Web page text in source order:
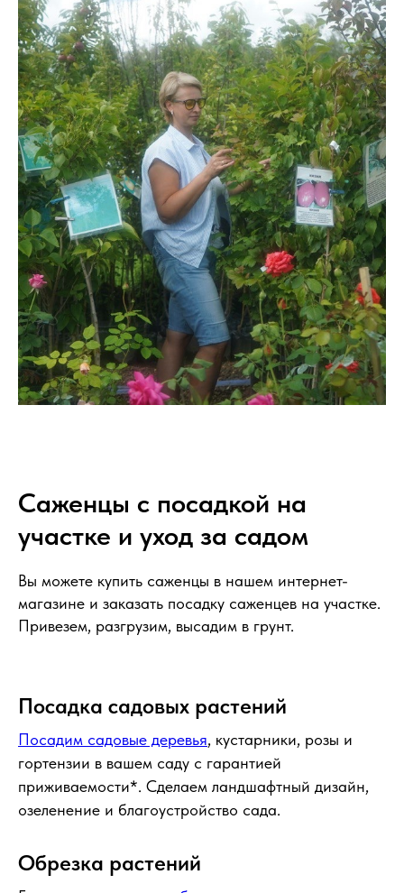
Саженцы с посадкой на
участке и уход за садом
Вы можете купить саженцы в нашем интернет-
магазине и заказать посадку саженцев на участке.
Привезем, разгрузим, высадим в грунт.
Посадка садовых растений
Посадим садовые деревья, кустарники, розы и
гортензии в вашем саду с гарантией
приживаемости*. Сделаем ландшафтный дизайн,
озеленение и благоустройство сада.
Обрезка растений